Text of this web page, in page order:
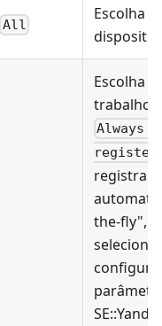
All
Escolha
Escolha
trabalho
Always
register
registrar
the-fly",